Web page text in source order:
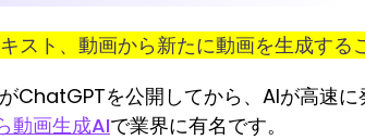
スト、動画から新たに動画を生成する
ChatGPTを公開してから、AIが高速に
動画生成AIで業界に有名です。